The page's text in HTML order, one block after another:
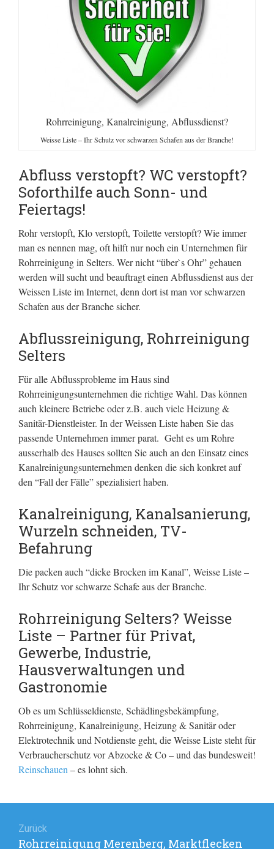
Rohrreinigung, Kanalreinigung, Abflussdienst?
Weisse Liste – Ihr Schutz vor schwarzen Schafen aus der Branche!
Abfluss verstopft? WC verstopft?
Soforthilfe auch Sonn- und
Feiertags!
Rohr verstopft, Klo verstopft, Toilette verstopft? Wie immer
man es nennen mag, oft hilft nur noch ein Unternehmen für
Rohrreinigung in Selters. Wer nicht “über`s Ohr” gehauen
werden will sucht und beauftragt einen Abflussdienst aus der
Weissen Liste im Internet, denn dort ist man vor schwarzen
Schafen aus der Branche sicher.
Abflussreinigung, Rohrreinigung
Selters
Für alle Abflussprobleme im Haus sind
Rohrreinigungsunternehmen die richtige Wahl. Das können
auch kleinere Betriebe oder z.B. auch viele Heizung &
Sanitär-Dienstleister. In der Weissen Liste haben Sie das
passende Unternehmen immer parat. Geht es um Rohre
ausserhalb des Hauses sollten Sie auch an den Einsatz eines
Kanalreinigungsunternehmen denken die sich konkret auf
den “Fall der Fälle” spezialisiert haben.
Kanalreinigung, Kanalsanierung,
Wurzeln schneiden, TV-
Befahrung
Die packen auch “dicke Brocken im Kanal”, Weisse Liste –
Ihr Schutz vor schwarze Schafe aus der Branche.
Rohrreinigung Selters? Weisse
Liste – Partner für Privat,
Gewerbe, Industrie,
Hausverwaltungen und
Gastronomie
Ob es um Schlüsseldienste, Schädlingsbekämpfung,
Rohrreinigung, Kanalreinigung, Heizung & Sanitär oder
Elektrotechnik und Notdienste geht, die Weisse Liste steht für
Verbraucherschutz vor Abzocke & Co – und das bundesweit!
Reinschauen – es lohnt sich.
Zurück
Vorheriger
Rohrreinigung Merenberg, Marktflecken